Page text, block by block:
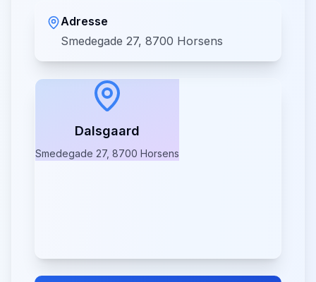
Adresse
Smedegade 27, 8700 Horsens
Dalsgaard
Smedegade 27, 8700 Horsens